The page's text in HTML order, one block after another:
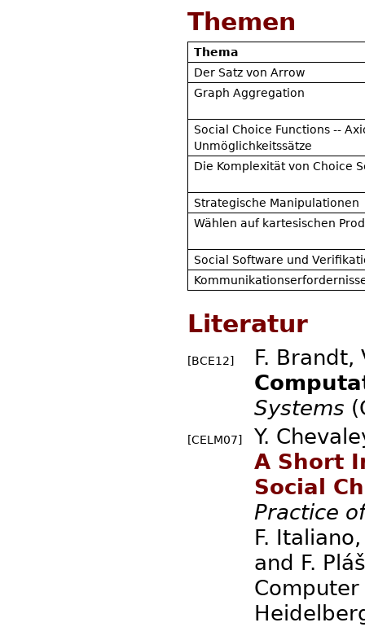
Themen
Thema
Der Satz von Arrow
Graph Aggregation
Social Choice Functions --
Unmöglichkeitssätze
Die Komplexität von Choice
Strategische Manipulationen
Wählen auf kartesischen
Social Software und
Literatur
[BCE12]
F. Brandt,
Systems
[CELM07]
Y.
A Short
Social
Practice
F.
and F.